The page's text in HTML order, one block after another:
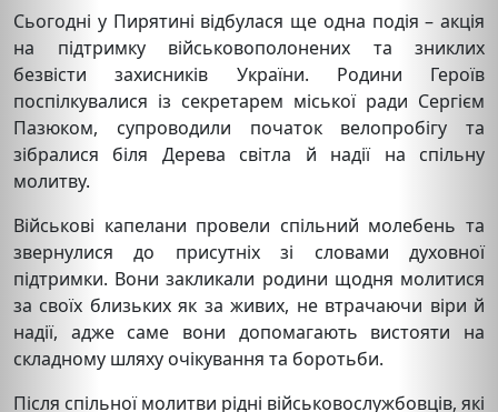
Сьогодні у Пирятині відбулася ще одна подія – акція
на підтримку військовополонених та зниклих
безвісти захисників України. Родини Героїв
поспілкувалися із секретарем міської ради Сергієм
Пазюком, супроводили початок велопробігу та
зібралися біля Дерева світла й надії на спільну
молитву.
Військові капелани провели спільний молебень та
звернулися до присутніх зі словами духовної
підтримки. Вони закликали родини щодня молитися
за своїх близьких як за живих, не втрачаючи віри й
надії, адже саме вони допомагають вистояти на
складному шляху очікування та боротьби.
Після спільної молитви рідні військовослужбовців, які